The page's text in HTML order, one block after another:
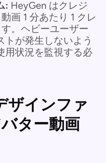
: HeyGen はクレジ
画 1 分あたり 1 クレ
。ヘビーユーザー
トが発生しないよう
用状況を監視する必
ザインファ
ター動画